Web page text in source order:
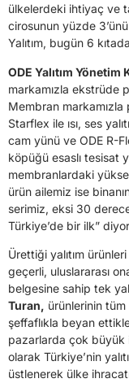
ülkelerdeki ihtiyaç ve
cirosunun yüzde
Yalıtım, bugün 6
ODE Yalıtım
markamızla ekstrüde
Membran markamızla
Starflex ile ısı, ses
cam yünü ve ODE R-
köpüğü esaslı tesisat
membranlardaki
ürün ailemiz ise
serimiz, eksi 30
Türkiye’de bir ilk”
Ürettiği yalıtım
geçerli, uluslararası
belgesine sahip tek
Turan, ürünlerinin
şeffaflıkla beyan
pazarlarda çok büyük
olarak Türkiye’nin
üstlenerek ülke